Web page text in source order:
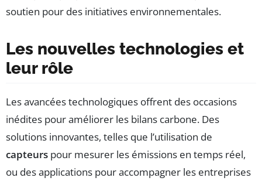
soutien pour des initiatives environnementales.
Les nouvelles technologies et
leur rôle
Les avancées technologiques offrent des occasions
inédites pour améliorer les bilans carbone. Des
solutions innovantes, telles que l’utilisation de
capteurs pour mesurer les émissions en temps réel,
ou des applications pour accompagner les entreprises